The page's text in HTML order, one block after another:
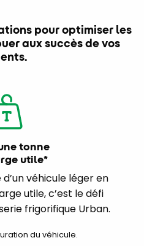
pour optimiser les
aux succès de vos
tonne
utile*
véhicule léger en
utile, c’est le défi
frigorifique Urban.
du véhicule.